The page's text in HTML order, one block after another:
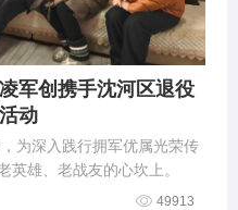
军创携手沈河区退役
动
为深入践行拥军优属光荣传
英雄、老战友的心坎上。
49913